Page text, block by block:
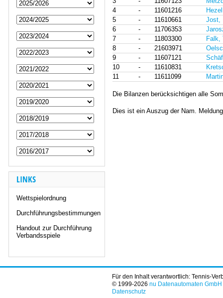
LINKS
Wettspielordnung
Durchführungsbestimmungen
Handout zur Durchführung
Verbandsspiele
4
- 11601216
5
- 11610661
Jost,
6
- 11706353
7
- 11803300
Falk,
8
- 21603971
9
- 11607121
10
- 11610831
11
- 11611099
Die Bilanzen berücksichtigen alle
Dies ist ein Auszug der Nam.
Für den Inhalt verantwortlich: Tennis-
© 1999-2026 nu Datenautomaten
Datenschutz